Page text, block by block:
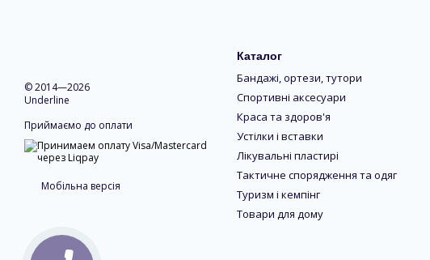
Бюстгальтери з підтримкою push-
Бра з регульованими бретелями —
Спортивні бра — створені для
Бралети — м’які моделі для
© 2014—2026
Underline
Приймаємо до оплати
Мобільна версія
Каталог
Бандажі, ортези, тутори
Спортивні аксесуари
Краса та здоров'я
Устілки і вставки
Лікувальні пластирі
Тактичне спорядження та одяг
Туризм і кемпінг
Товари для дому